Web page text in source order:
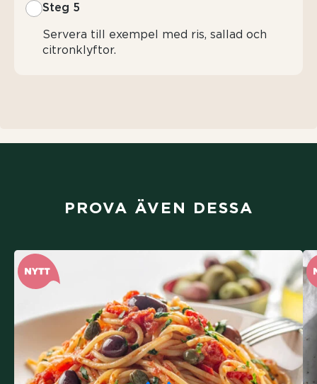
Steg 5
Servera till exempel med ris, sallad och
citronklyftor.
PROVA ÄVEN DESSA